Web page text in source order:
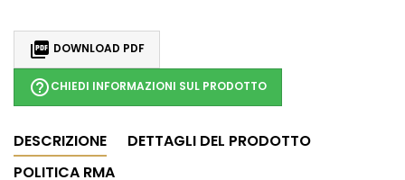
 DOWNLOAD PDF
help_outlineCHIEDI INFORMAZIONI SUL PRODOTTO
DESCRIZIONE
DETTAGLI DEL PRODOTTO
POLITICA RMA